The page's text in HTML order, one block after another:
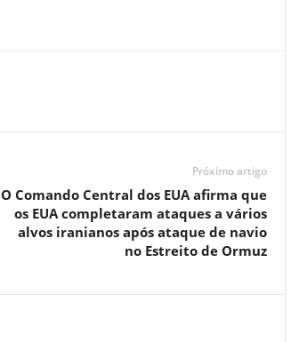
Próximo artigo
O Comando Central dos EUA afirma que
os EUA completaram ataques a vários
alvos iranianos após ataque de navio
no Estreito de Ormuz